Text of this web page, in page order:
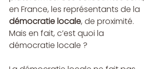
en France, les représentants de la
démocratie locale, de proximité.
Mais en fait, c’est quoi la
démocratie locale ?